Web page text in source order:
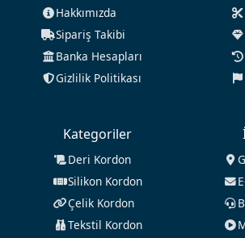
Hakkımızda
Sipariş Takibi
Banka Hesapları
Gizlilik Politikası
Kategoriler
Deri Kordon
Silikon Kordon
Çelik Kordon
Tekstil Kordon